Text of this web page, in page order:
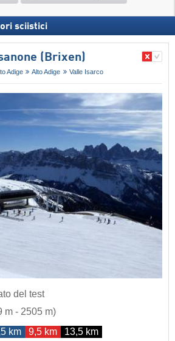
sciistici
(Brixen)
Adige Alto Adige Valle Isarco
del test
m - 2505 m)
km 9,5 km 13,5 km